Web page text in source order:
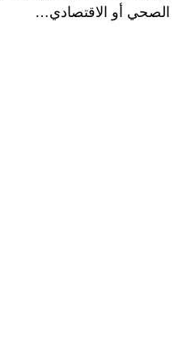
الصحي أو الاقتصادي…